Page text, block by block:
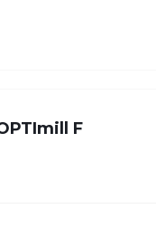
F